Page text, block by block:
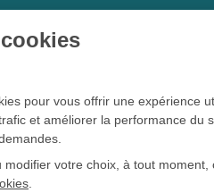
du code de la santé publique et à l’arrêté du
médicaux qui peuvent faire l’objet
l'articleR 5213-1
ce site peuvent faire l'objet d'une publicité
au public.
pour vous offrir une expérience
et améliorer la performance du
modifier votre choix, à tout moment,